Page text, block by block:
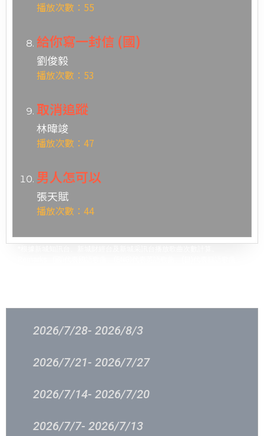
播放次數：55
給你寫一封信 (國)
劉俊毅
播放次數：53
取消追蹤
林暐竣
播放次數：47
男人怎可以
張天賦
播放次數：44
2026/7/28- 2026/8/3
2026/7/21- 2026/7/27
2026/7/14- 2026/7/20
2026/7/7- 2026/7/13